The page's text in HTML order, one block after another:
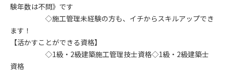
験年数は不問》です
◇施工管理未経験の方も、イチからスキルアップでき
ます！
【活かすことができる資格】
◇1級・2級建築施工管理技士資格◇1級・2級建築士
資格